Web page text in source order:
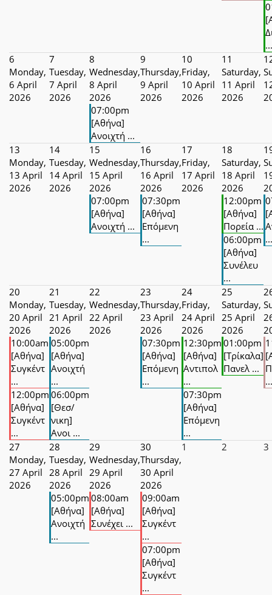
...
6
Monday,
6 April
2026
7
Tuesday,
7 April
2026
8
Wednesday,
8 April
2026
07:00pm
[Αθήνα]
Ανοιχτή ...
9
Thursday,
9 April
2026
10
Friday,
10 April
2026
11
Saturday,
11 April
2026
13
Monday,
13 April
2026
14
Tuesday,
14 April
2026
15
Wednesday,
15 April
2026
07:00pm
[Αθήνα]
Ανοιχτή ...
16
Thursday,
16 April
2026
07:30pm
[Αθήνα]
Επόμενη
...
17
Friday,
17 April
2026
18
Saturday,
18 April
2026
12:00pm
[Αθήνα]
Πορεία ...
06:00pm
[Αθήνα]
Συνέλευ
...
...
20
Monday,
20 April
2026
10:00am
[Αθήνα]
Συγκέντ
...
12:00pm
[Αθήνα]
Συγκέντ
...
21
Tuesday,
21 April
2026
05:00pm
[Αθήνα]
Ανοιχτή
...
06:00pm
[Θεσ/
νικη]
Ανοι ...
22
Wednesday,
22 April
2026
23
Thursday,
23 April
2026
07:30pm
[Αθήνα]
Επόμενη
...
24
Friday,
24 April
2026
12:30pm
[Αθήνα]
Αντιπολ
...
07:30pm
[Αθήνα]
Επόμενη
...
25
Saturday,
25 April
2026
01:00pm
[Τρίκαλα]
Πανελ ...
...
27
Monday,
27 April
2026
28
Tuesday,
28 April
2026
05:00pm
[Αθήνα]
Ανοιχτή
...
29
Wednesday,
29 April
2026
08:00am
[Αθήνα]
Συνέχει ...
30
Thursday,
30 April
2026
09:00am
[Αθήνα]
Συγκέντ
...
07:00pm
[Αθήνα]
Συγκέντ
...
1 2 3